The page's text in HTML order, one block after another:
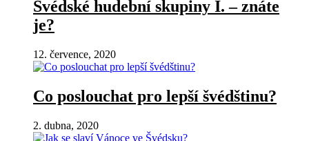
Švédské hudební skupiny I. – znáte
je?
12. července, 2020
Co poslouchat pro lepší švédštinu?
2. dubna, 2020